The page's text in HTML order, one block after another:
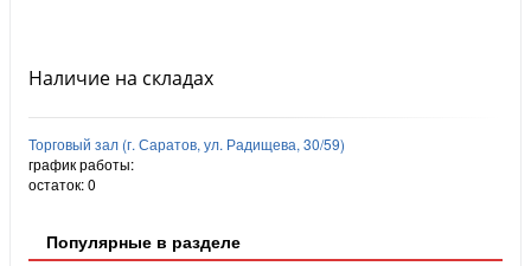
Наличие на складах
Торговый зал (г. Саратов, ул. Радищева, 30/59)
график работы:
остаток:0
Популярные в разделе